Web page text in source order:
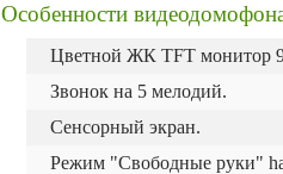
Особенности
Цветной ЖК TFT монитор
Звонок на 5 мелодий.
Сенсорный экран.
Режим "Свободные руки"